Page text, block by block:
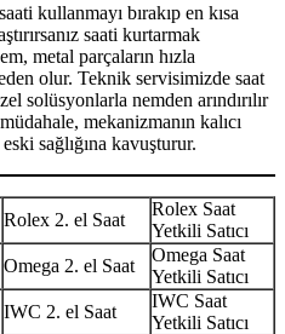
kullanmayı bırakıp en kısa
saati kurtarmak
metal parçaların hızla
olur. Teknik servisimizde saat
solüsyonlarla nemden arındırılır
mekanizmanın kalıcı
sağlığına kavuşturur.
Rolex 2. el Saat
Rolex Saat
Yetkili Satıcı
Omega 2. el Saat
Omega Saat
Yetkili Satıcı
IWC 2. el Saat
IWC Saat
Yetkili Satıcı